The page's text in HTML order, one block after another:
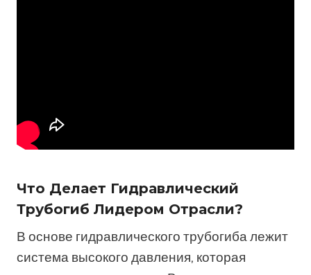
Что Делает Гидравлический
Трубогиб Лидером Отрасли?
В основе гидравлического трубогиба лежит
система высокого давления, которая